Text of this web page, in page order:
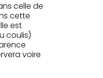
celle de
cette
est
coulis)
voire